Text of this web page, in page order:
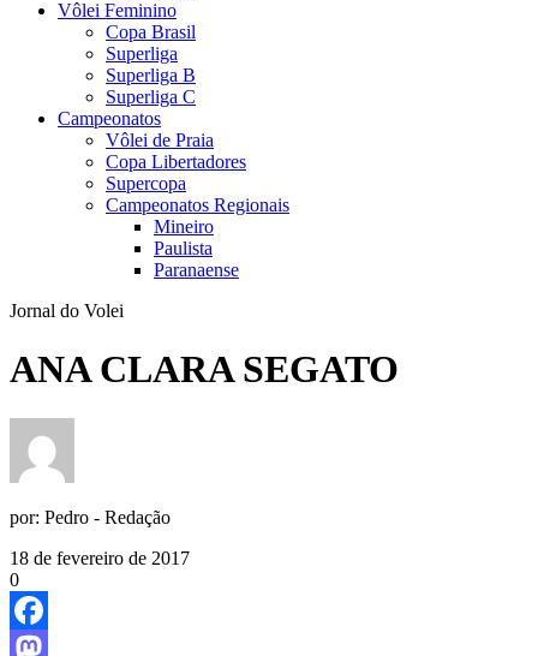
Vôlei Feminino
Copa Brasil
Superliga
Superliga B
Superliga C
Campeonatos
Vôlei de Praia
Copa Libertadores
Supercopa
Campeonatos Regionais
Mineiro
Paulista
Paranaense
Jornal do Volei
ANA CLARA SEGATO
por: Pedro - Redação
18 de fevereiro de 2017
0
Facebook